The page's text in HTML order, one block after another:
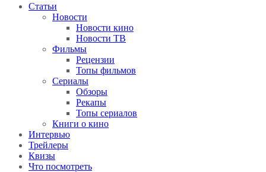
Статьи
Новости
Новости кино
Новости ТВ
Фильмы
Рецензии
Топы фильмов
Сериалы
Обзоры
Рекапы
Топы сериалов
Книги о кино
Интервью
Трейлеры
Квизы
Что посмотреть